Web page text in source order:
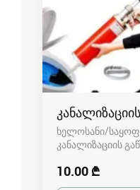
ხელოსანი/
კანალიზაციის
10.00 ₾